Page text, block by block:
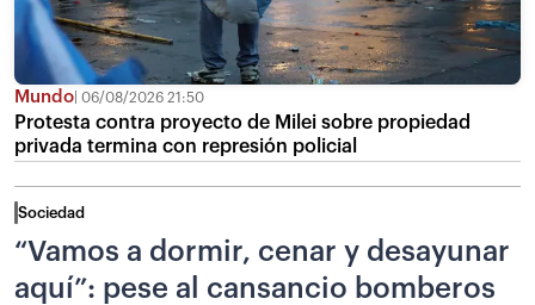
Mundo 06/08/2026 21:50
Protesta contra proyecto de Milei sobre propiedad
privada termina con represión policial
Sociedad
“Vamos a dormir, cenar y desayunar
aquí”: pese al cansancio bomberos